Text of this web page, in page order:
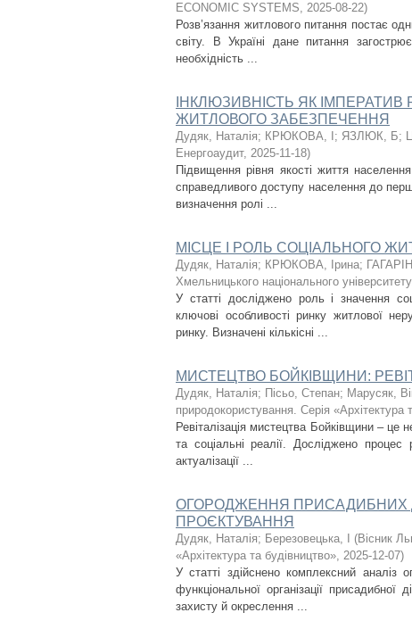
ECONOMIC SYSTEMS, 2025-08-22)
Розв’язання житлового питання постає
світу. В Україні дане питання
необхідність ...
ІНКЛЮЗИВНІСТЬ ЯК
ЖИТЛОВОГО ЗАБЕЗПЕЧЕННЯ
Дудяк, Наталія; КРЮКОВА, І ; ЯЗЛЮК, Б;
Енергоаудит, 2025-11-18)
Підвищення рівня якості життя
справедливого доступу населення до
визначення ролі ...
МІСЦЕ І РОЛЬ СОЦІАЛЬНОГО
Дудяк, Наталія; КРЮКОВА, Ірина;
Хмельницького національного
У статті досліджено роль і значення
ключові особливості ринку житлової
ринку. Визначені кількісні ...
МИСТЕЦТВО БОЙКІВЩИНИ:
Дудяк, Наталія; Пісьо, Степан; Марусяк,
природокористування. Серія «Архітектура
Ревіталізація мистецтва Бойківщини – це
та соціальні реалії. Досліджено процес
актуалізації ...
ОГОРОДЖЕННЯ ПРИСАДИБНИХ
ПРОЄКТУВАННЯ
Дудяк, Наталія; Березовецька, І (Вісник
«Архітектура та будівництво», 2025-12-07)
У статті здійснено комплексний аналіз
функціональної організації
захисту й окреслення ...